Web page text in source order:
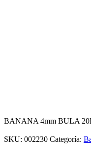
BANANA 4mm BULA
SKU: 002230 Categoría: